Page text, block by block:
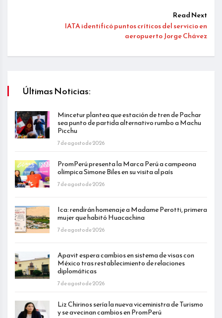
Read Next
IATA identificó puntos críticos del servicio en
aeropuerto Jorge Chávez
Últimas Noticias:
Mincetur plantea que estación de tren de Pachar
sea punto de partida alternativo rumbo a Machu
Picchu
7 de agosto de 2026
PromPerú presenta la Marca Perú a campeona
olímpica Simone Biles en su visita al país
7 de agosto de 2026
Ica: rendirán homenaje a Madame Perotti, primera
mujer que habitó Huacachina
7 de agosto de 2026
Apavit espera cambios en sistema de visas con
México tras restablecimiento de relaciones
diplomáticas
7 de agosto de 2026
Liz Chirinos sería la nueva viceministra de Turismo
y se avecinan cambios en PromPerú